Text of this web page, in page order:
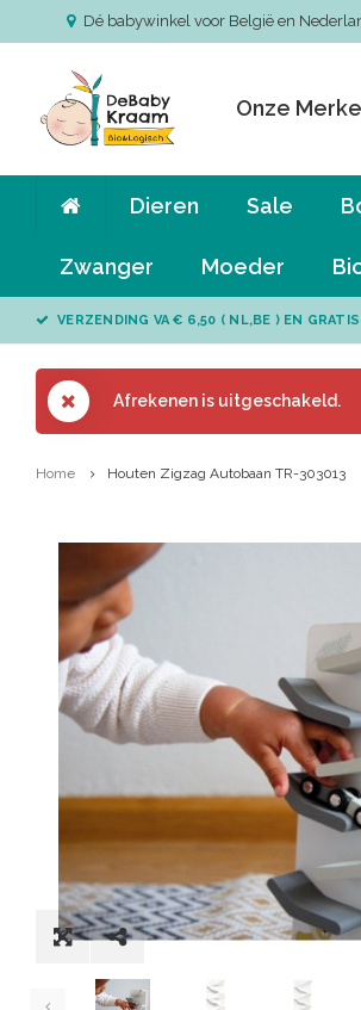
Dé babywinkel voor België en
Onze
Dieren Sale
Zwanger Moeder
VERZENDING VA € 6,50 ( NL,BE ) EN
Afrekenen is uitgeschakeld.
Home Houten Zigzag Autobaan TR-303013